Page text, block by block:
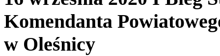
Komendanta
w Oleśnicy